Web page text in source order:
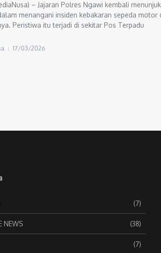
– Jajaran Polres Ngawi kembali
menangani insiden kebakaran sepeda motor
Peristiwa itu terjadi di sekitar Pos Terpadu
17/03/2026
(7)
NEWS (38)
(7)